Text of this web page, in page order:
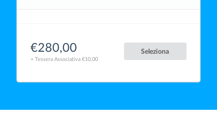
€280,00
+ Tessera Associativa €10,00
Seleziona